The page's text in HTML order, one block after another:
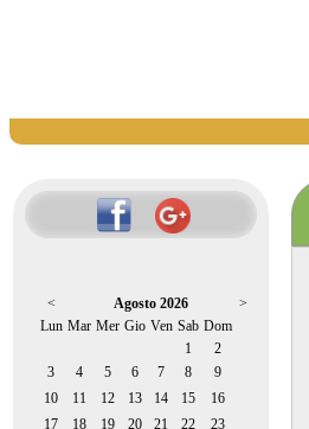
< Agosto 2026
>
Lun Mar Mer Gio Ven Sab Dom
1
2
3
4 5 6 7 8
9
10
11 12 13 14 15
16
17
18 19 20 21 22
23